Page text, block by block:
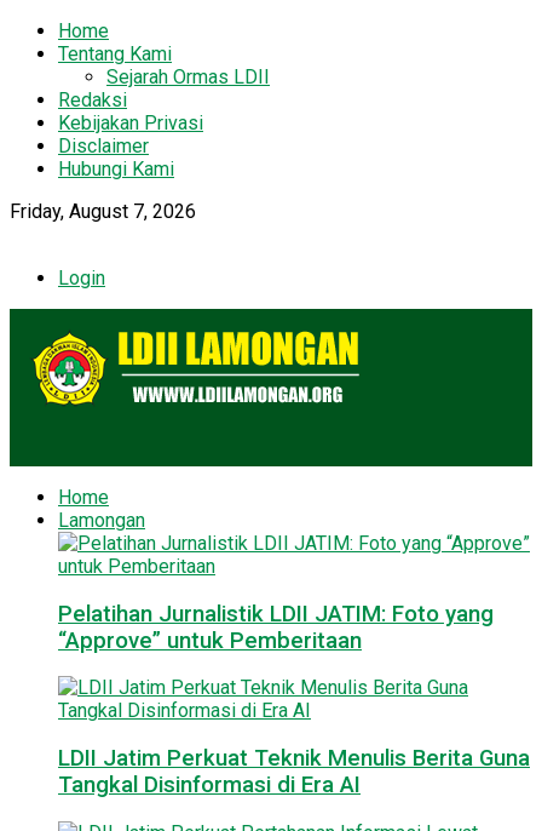
Home
Tentang Kami
Sejarah Ormas LDII
Redaksi
Kebijakan Privasi
Disclaimer
Hubungi Kami
Friday, August 7, 2026
Login
Home
Lamongan
Pelatihan Jurnalistik LDII JATIM: Foto yang
“Approve” untuk Pemberitaan
LDII Jatim Perkuat Teknik Menulis Berita Guna
Tangkal Disinformasi di Era AI